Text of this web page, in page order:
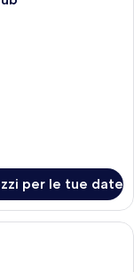
per le tue date
in una baita di